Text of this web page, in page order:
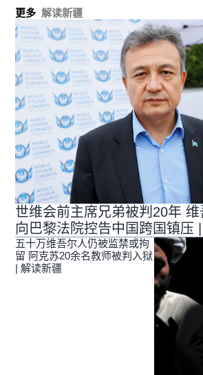
更多 解读新疆
世维会前主席兄弟被判20年 维吾尔活动人士
向巴黎法院控告中国跨国镇压
五十万维吾尔人仍被监禁或拘
留 阿克苏20余名教师被判入狱
| 解读新疆